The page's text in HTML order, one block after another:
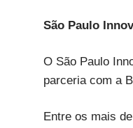
São Paulo
O São Paulo
parceria com a
Entre os mais